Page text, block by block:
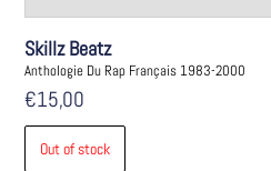
Skillz Beatz
Anthologie Du Rap Français 1983-2000
€15,00
Out of stock